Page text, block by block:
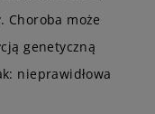
Choroba może
genetyczną
nieprawidłowa